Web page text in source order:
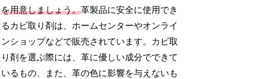
を用意しましょう。革製品に安全に使用でき
るカビ取り剤は、ホームセンターやオンライ
ンショップなどで販売されています。カビ取
り剤を選ぶ際には、革に優しい成分でできて
いるもの、また、革の色に影響を与えないも